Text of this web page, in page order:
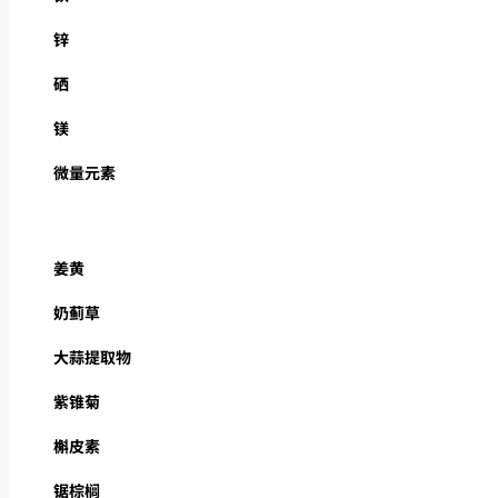
锌
硒
镁
微量元素
姜黄
奶蓟草
大蒜提取物
紫锥菊
槲皮素
锯棕榈